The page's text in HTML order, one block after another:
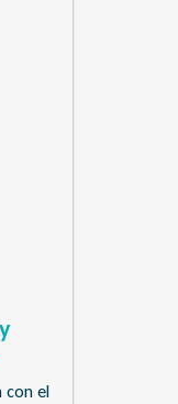
con el